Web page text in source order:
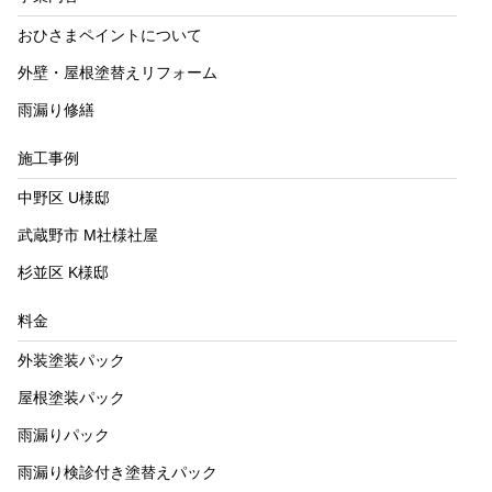
おひさまペイントについて
外壁・屋根塗替えリフォーム
雨漏り修繕
施工事例
中野区 U様邸
武蔵野市 M社様社屋
杉並区 K様邸
料金
外装塗装パック
屋根塗装パック
雨漏りパック
雨漏り検診付き塗替えパック